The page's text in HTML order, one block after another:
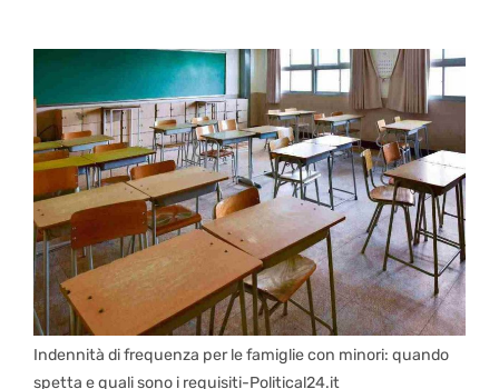
Indennità di frequenza per le famiglie con minori: quando
spetta e quali sono i requisiti-Political24.it